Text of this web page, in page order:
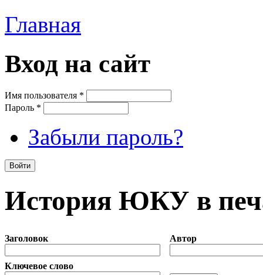
Главная
Вход на сайт
Имя пользователя *
Пароль *
Забыли пароль?
История ЮКУ в
Заголовок Автор
Ключевое слово